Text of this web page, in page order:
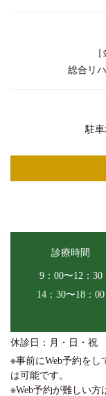
総合リ
駐
診療時間
9：00〜12：30
14：30〜18：00
休診日：月・日・祝
※事前にWeb予約をし
は可能です。
※Web予約が難しい方